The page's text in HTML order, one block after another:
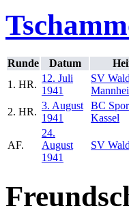
Runde Datum
1. HR.
12. Juli
1941
SV
2. HR.
3. August
1941
BC
Kassel
AF.
24.
August
1941
SV